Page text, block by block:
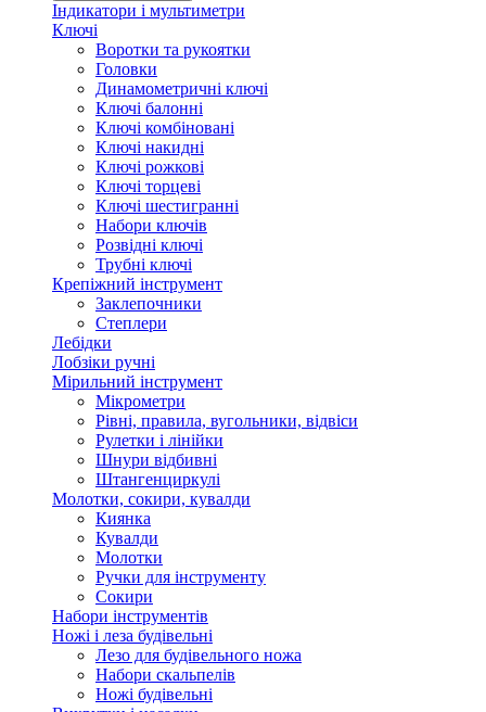
Індикатори і мультиметри
Ключі
Воротки та рукоятки
Головки
Динамометричні ключі
Ключі балонні
Ключі комбіновані
Ключі накидні
Ключі рожкові
Ключі торцеві
Ключі шестигранні
Набори ключів
Розвідні ключі
Трубні ключі
Крепіжний інструмент
Заклепочники
Степлери
Лебідки
Лобзіки ручні
Мірильний інструмент
Мікрометри
Рівні, правила, вугольники, відвіси
Рулетки і лінійки
Шнури відбивні
Штангенциркулі
Молотки, сокири, кувалди
Киянка
Кувалди
Молотки
Ручки для інструменту
Сокири
Набори інструментів
Ножі і леза будівельні
Лезо для будівельного ножа
Набори скальпелів
Ножі будівельні